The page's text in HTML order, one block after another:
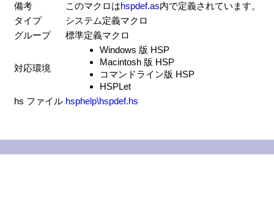
備考
このマクロはhspdef.as内で定義されています。
タイプ
システム定義マクロ
グループ
標準定義マクロ
対応環境
Windows 版 HSP
Macintosh 版 HSP
コマンドライン版 HSP
HSPLet
hs ファイル hsphelp\hspdef.hs